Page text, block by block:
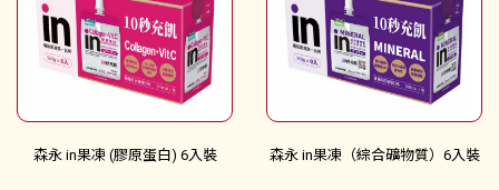
森永 in果凍 (膠原蛋白) 6入裝 森永 in果凍（綜合礦物質）6入裝